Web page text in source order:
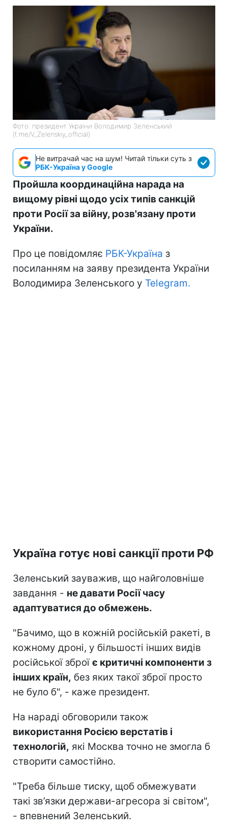
Фото: президент України Володимир Зеленський
(t.me/V_Zelenskiy_official)
Не витрачай час на шум! Читай тільки суть з
РБК-Україна у Google
Пройшла координаційна нарада на
вищому рівні щодо усіх типів санкцій
проти Росії за війну, розв'язану проти
України.
Про це повідомляє РБК-Україна з
посиланням на заяву президента України
Володимира Зеленського у Telegram.
Україна готує нові санкції проти РФ
Зеленський зауважив, що найголовніше
завдання - не давати Росії часу
адаптуватися до обмежень.
"Бачимо, що в кожній російській ракеті, в
кожному дроні, у більшості інших видів
російської зброїє критичні компоненти з
інших країн, без яких такої зброї просто
не було б", - каже президент.
На нараді обговорили також
використання Росією верстатів і
технологій, які Москва точно не змогла б
створити самостійно.
"Треба більше тиску, щоб обмежувати
такі зв’язки держави-агресора зі світом",
- впевнений Зеленський.